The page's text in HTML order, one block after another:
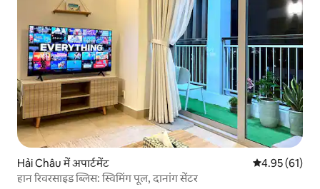
Hải Châu में अपार्टमेंट औसत रेटिंग 5 में
4.95 (61)
हान रिवरसाइड ब्लिस: स्विमिंग पूल, दानांग सेंटर